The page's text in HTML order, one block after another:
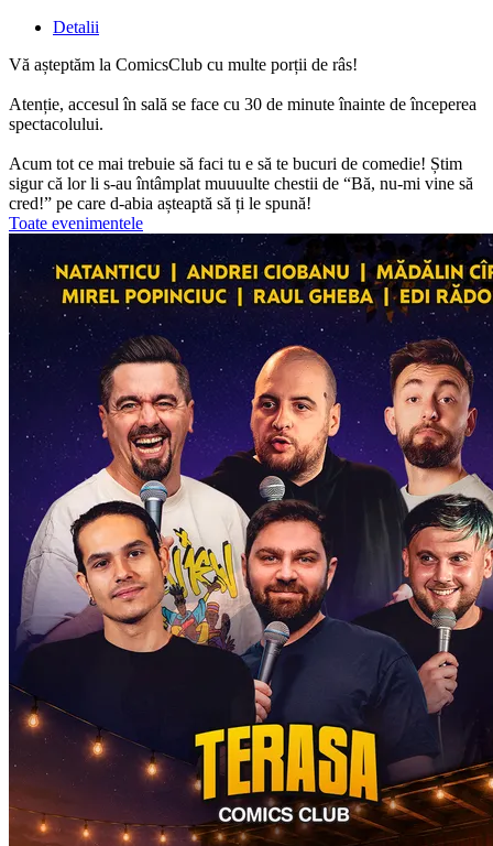
Detalii
Vă așteptăm la ComicsClub cu multe porții de râs!
Atenție, accesul în sală se face cu 30 de minute înainte de începerea
spectacolului.
Acum tot ce mai trebuie să faci tu e să te bucuri de comedie! Știm
sigur că lor li s-au întâmplat muuuulte chestii de “Bă, nu-mi vine să
cred!” pe care d-abia așteaptă să ți le spună!
Toate evenimentele